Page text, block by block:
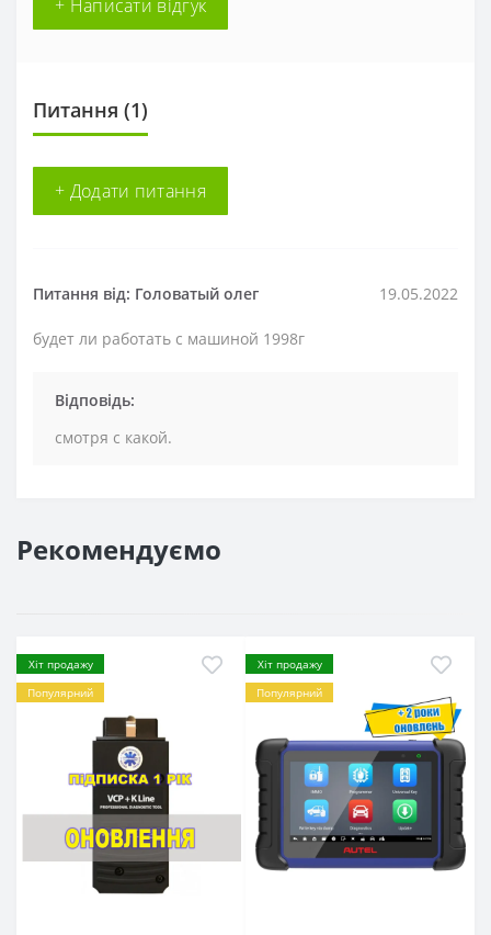
+ Написати відгук
Питання (1)
+ Додати питання
Питання від: Головатый олег 19.05.2022
будет ли работать с машиной 1998г
Відповідь:
смотря с какой.
Рекомендуємо
Хіт продажу
Популярний
Хіт продажу
Популярний